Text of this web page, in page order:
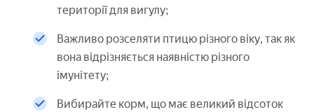
території для вигулу;
Важливо розселяти птицю різного віку, так як
вона відрізняється наявністю різного
імунітету;
Вибирайте корм, що має великий відсоток